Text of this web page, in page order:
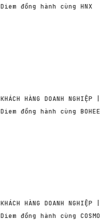
Diem đồng hành cùng HNX
KHÁCH HÀNG DOANH NGHIỆP
Diem đồng hành cùng
KHÁCH HÀNG DOANH NGHIỆP
Diem đồng hành cùng